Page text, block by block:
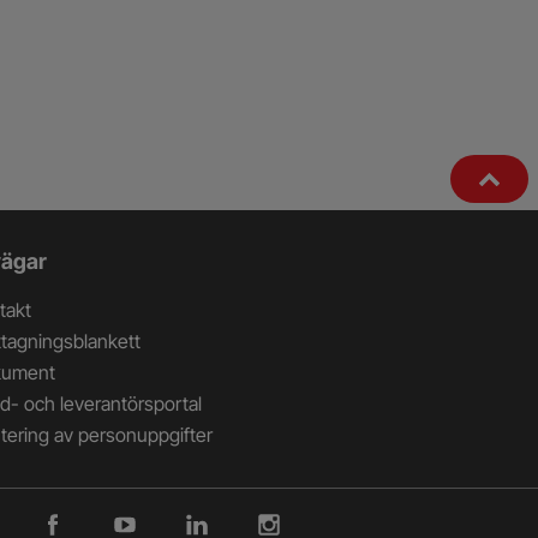
och leverantörsportal
av personuppgifter